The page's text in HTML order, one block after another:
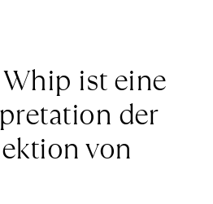
ist eine
der
von